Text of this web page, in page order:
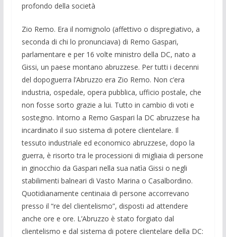
profondo della società
Zio Remo. Era il nomignolo (affettivo o dispregiativo, a
seconda di chi lo pronunciava) di Remo Gaspari,
parlamentare e per 16 volte ministro della DC, nato a
Gissi, un paese montano abruzzese. Per tutti i decenni
del dopoguerra l’Abruzzo era Zio Remo. Non c’era
industria, ospedale, opera pubblica, ufficio postale, che
non fosse sorto grazie a lui. Tutto in cambio di voti e
sostegno. Intorno a Remo Gaspari la DC abruzzese ha
incardinato il suo sistema di potere clientelare. Il
tessuto industriale ed economico abruzzese, dopo la
guerra, è risorto tra le processioni di migliaia di persone
in ginocchio da Gaspari nella sua natìa Gissi o negli
stabilimenti balneari di Vasto Marina o Casalbordino.
Quotidianamente centinaia di persone accorrevano
presso il “re del clientelismo”, disposti ad attendere
anche ore e ore. L’Abruzzo è stato forgiato dal
clientelismo e dal sistema di potere clientelare della DC: